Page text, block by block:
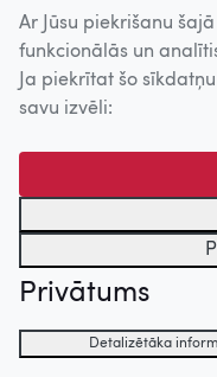
Ar Jūsu piekrišanu
funkcionālās un
Ja piekrītat šo
savu izvēli:
Privātums
Detalizētāka